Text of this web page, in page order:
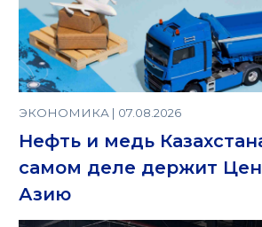
ЭКОНОМИКА | 07.08.2026
Нефть и медь
самом деле держит
Азию